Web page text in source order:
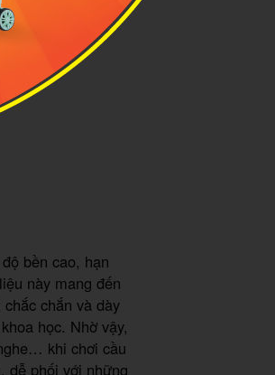
dụng trong
bền cao, hạn
này mang đến
chắn và dày
học. Nhờ vậy,
khi chơi cầu
dễ phối với những